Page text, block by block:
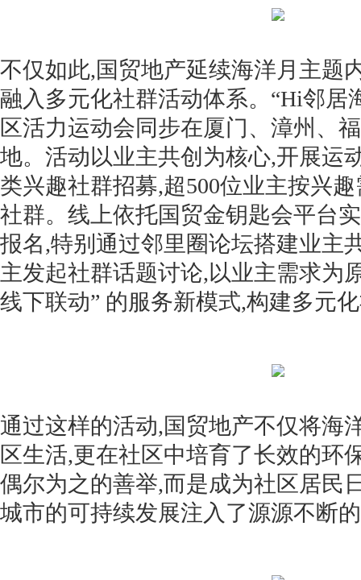
不仅如此,国贸地产延续海洋月主题
融入多元化社群活动体系。“Hi邻居
区活力运动会同步在厦门、漳州、
地。活动以业主共创为核心,开展运
类兴趣社群招募,超500位业主按兴
社群。线上依托国贸金钥匙会平台
报名,特别通过邻里圈论坛搭建业主
主发起社群话题讨论,以业主需求为
线下联动” 的服务新模式,构建多元
通过这样的活动,国贸地产不仅将海
区生活,更在社区中培育了长效的环
偶尔为之的善举,而是成为社区居民
城市的可持续发展注入了源源不断